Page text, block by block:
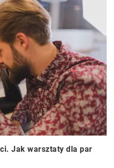
Jak warsztaty dla par